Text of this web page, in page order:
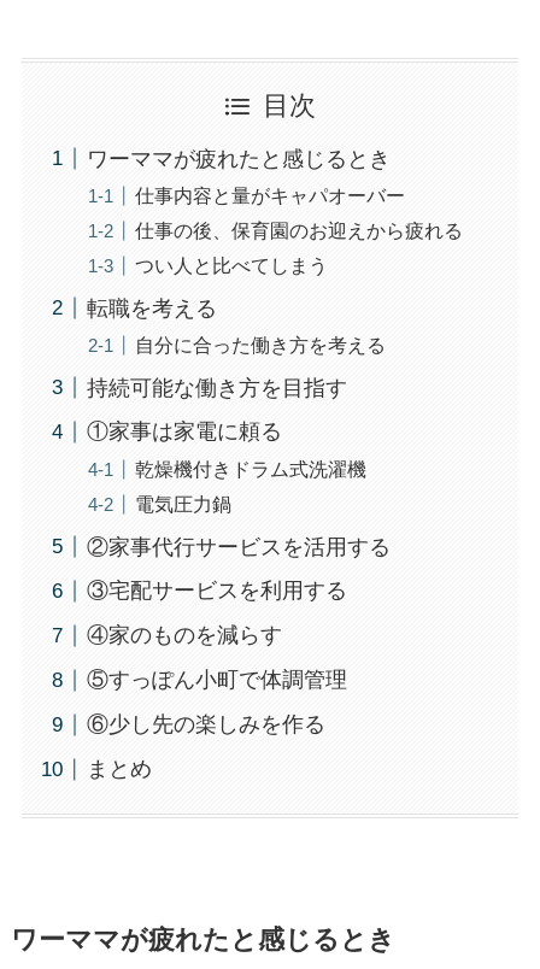
目次
ワーママが疲れたと感じるとき
仕事内容と量がキャパオーバー
仕事の後、保育園のお迎えから疲れる
つい人と比べてしまう
転職を考える
自分に合った働き方を考える
持続可能な働き方を目指す
①家事は家電に頼る
乾燥機付きドラム式洗濯機
電気圧力鍋
②家事代行サービスを活用する
③宅配サービスを利用する
④家のものを減らす
⑤すっぽん小町で体調管理
⑥少し先の楽しみを作る
まとめ
ワーママが疲れたと感じるとき